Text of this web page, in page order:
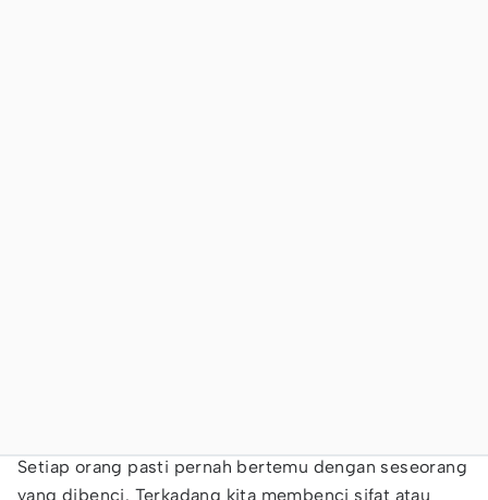
Setiap orang pasti pernah bertemu dengan seseorang
yang dibenci. Terkadang kita membenci sifat atau